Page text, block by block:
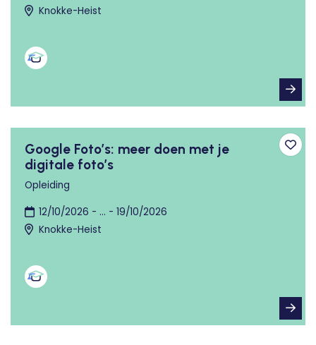
Knokke-Heist
Google Foto’s: meer doen met je
digitale foto’s
Opleiding
12/10/2026 - ... - 19/10/2026
Knokke-Heist